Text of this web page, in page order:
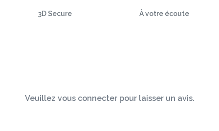
3D Secure À votre écoute
Veuillez vous connecter pour laisser un avis.